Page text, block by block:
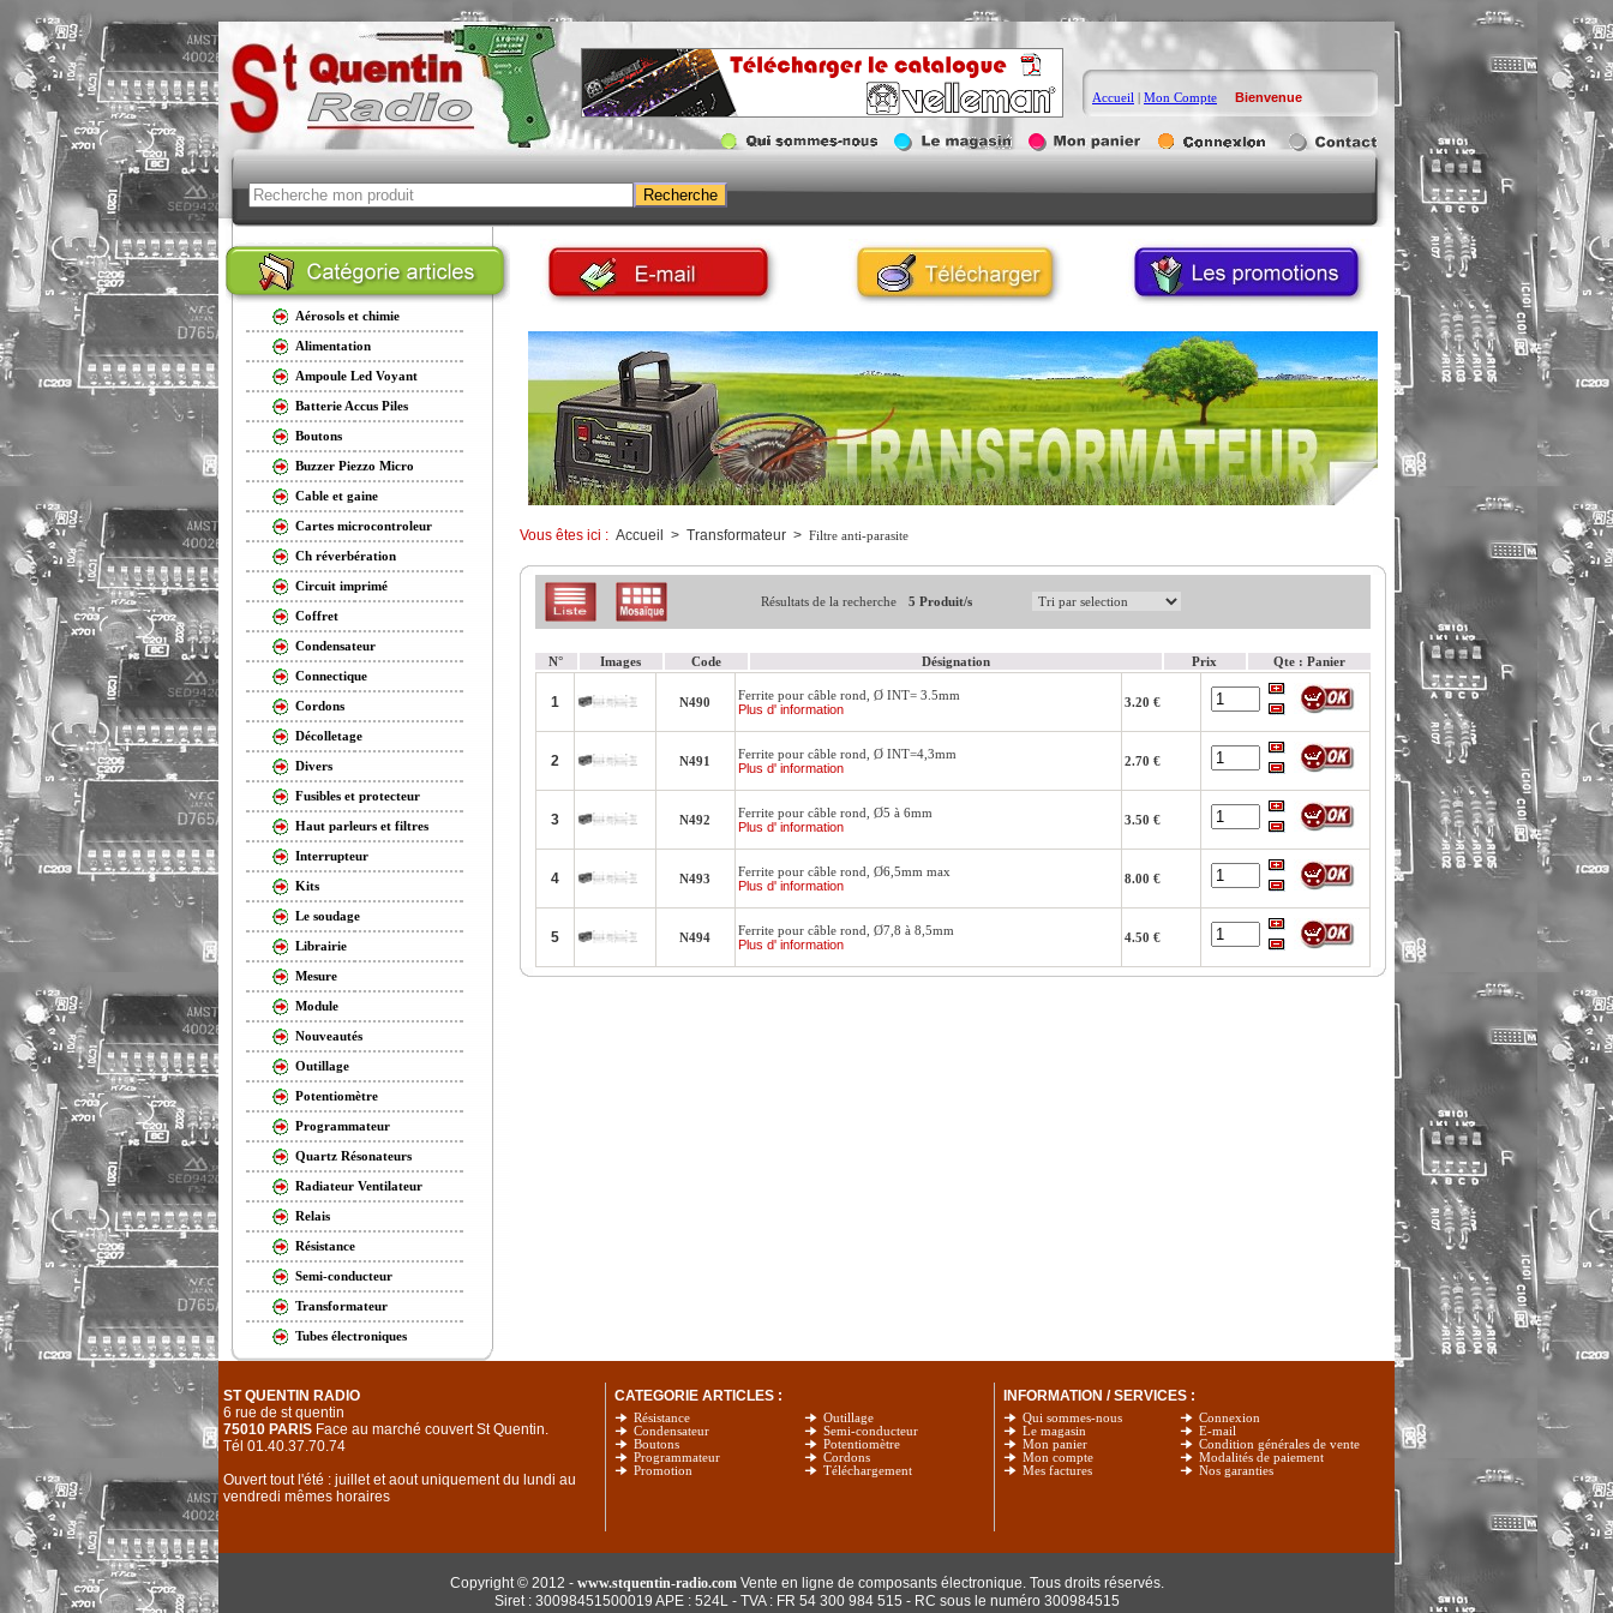
Accueil | Mon Compte Bienvenue
Aérosols et chimie
Alimentation
Ampoule Led Voyant
Batterie Accus Piles
Boutons
Buzzer Piezzo Micro
Cable et gaine
Cartes microcontroleur
Ch réverbération
Circuit imprimé
Coffret
Condensateur
Connectique
Cordons
Décolletage
Divers
Fusibles et protecteur
Haut parleurs et filtres
Interrupteur
Kits
Le soudage
Librairie
Mesure
Module
Nouveautés
Outillage
Potentiomètre
Programmateur
Quartz Résonateurs
Radiateur Ventilateur
Relais
Résistance
Semi-conducteur
Transformateur
Tubes électroniques
Vous êtes ici : Accueil > Transformateur> Filtre anti-parasite
Résultats de la recherche 5 Produit/s
N° Images Code Désignation Prix Qte : Panier
1 N490
Ferrite pour câble rond, Ø INT= 3.5mm
Plus d' information
3.20 €
2 N491
Ferrite pour câble rond, Ø INT=4,3mm
Plus d' information
2.70 €
3 N492
Ferrite pour câble rond, Ø5 à 6mm
Plus d' information
3.50 €
4 N493
Ferrite pour câble rond, Ø6,5mm max
Plus d' information
8.00 €
5 N494
Ferrite pour câble rond, Ø7,8 à 8,5mm
Plus d' information
4.50 €
ST QUENTIN RADIO
6 rue de st quentin
75010 PARIS Face au marché couvert St Quentin.
Tél 01.40.37.70.74
Ouvert tout l'été : juillet et aout uniquement du lundi au
vendredi mêmes horaires
CATEGORIE ARTICLES :
Résistance
Condensateur
Boutons
Programmateur
Promotion
Outillage
Semi-conducteur
Potentiomètre
Cordons
Téléchargement
INFORMATION / SERVICES :
Qui sommes-nous
Le magasin
Mon panier
Mon compte
Mes factures
Connexion
E-mail
Condition générales de vente
Modalités de paiement
Nos garanties
Copyright © 2012 - www.stquentin-radio.comVente en ligne de composants électronique. Tous droits réservés.
Siret : 30098451500019 APE : 524L - TVA : FR 54 300 984 515 - RC sous le numéro 300984515